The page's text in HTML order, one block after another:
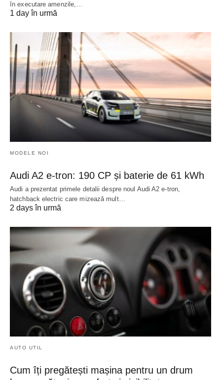
în executare amenzile,…
1 day în urmă
MODELE NOI
Audi A2 e-tron: 190 CP și baterie de 61 kWh
Audi a prezentat primele detalii despre noul Audi A2 e-tron,
hatchback electric care mizează mult…
2 days în urmă
AUTO UTIL
Cum îți pregătești mașina pentru un drum